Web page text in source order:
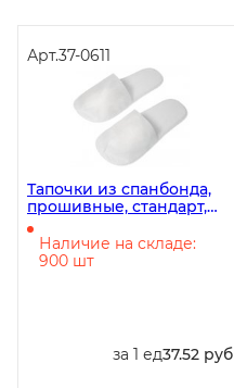
Арт.37-0611
Тапочки из спанбонда,
прошивные, стандарт,
белые, 300 штук в
коробке
Наличие на складе:
900 шт
за 1 ед37.52 руб